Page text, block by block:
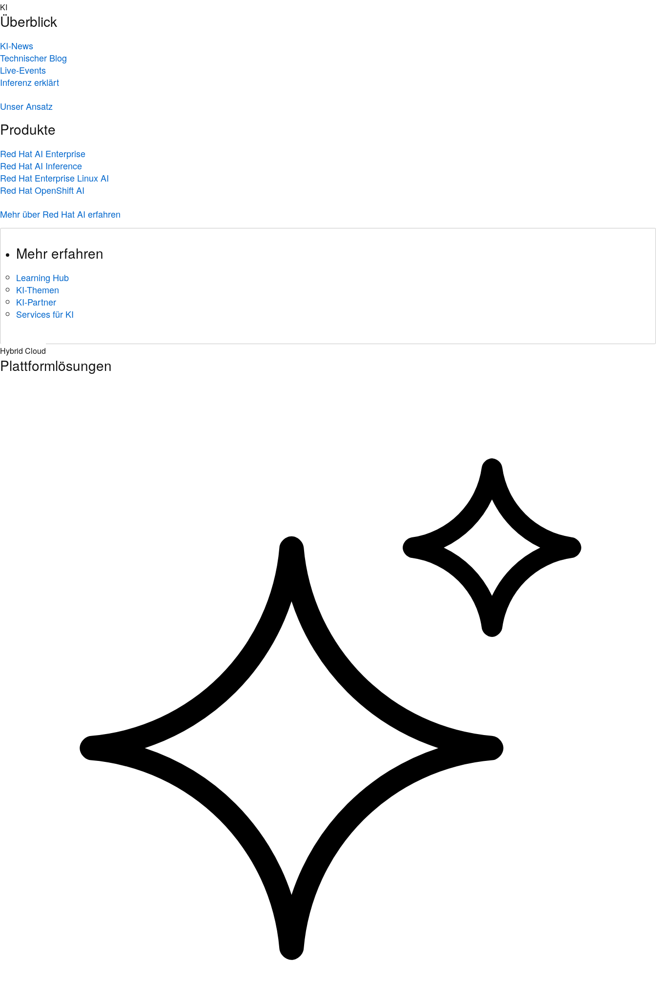
Skip
to
content
KI
Überblick
KI-News
Technischer Blog
Live-Events
Inferenz erklärt
Unser Ansatz
Produkte
Red Hat AI Enterprise
Red Hat AI Inference
Red Hat Enterprise Linux AI
Red Hat OpenShift AI
Mehr über Red Hat AI erfahren
Mehr erfahren
Learning Hub
KI-Themen
KI-Partner
Services für KI
Hybrid Cloud
Plattformlösungen